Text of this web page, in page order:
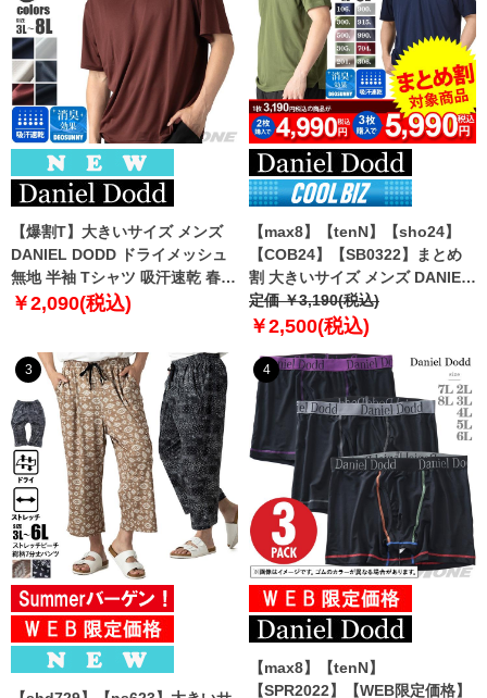
【爆割T】大きいサイズ メンズ
DANIEL DODD ドライメッシュ
無地 半袖 Tシャツ 吸汗速乾 春夏
新作 tjt-2602dry5 【fre】
￥2,090(税込)
【max8】【tenN】【sho24】
【COB24】【SB0322】まとめ
割 大きいサイズ メンズ DANIEL
DODD 吸汗速乾 半袖 無地 スポ
ーツ ポロシャツ azpr-009008h
定価 ￥3,190(税込)
￥2,500(税込)
3 4
【max8】【tenN】
【SPR2022】【WEB限定価格】